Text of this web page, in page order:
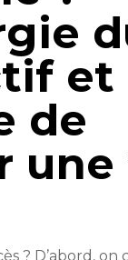
et
de
? D’abord,